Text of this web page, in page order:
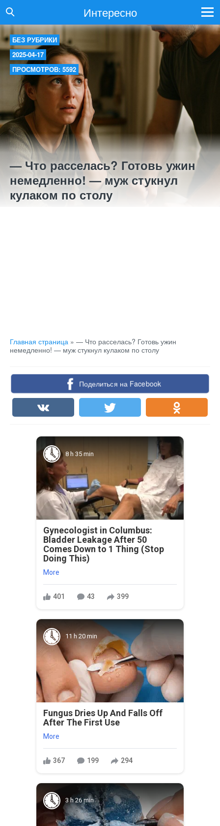
Интересно
БЕЗ РУБРИКИ
2025-04-17
ПРОСМОТРОВ: 5592
— Что расселась? Готовь ужин
немедленно! — муж стукнул
кулаком по столу
Главная страница » — Что расселась? Готовь ужин
немедленно! — муж стукнул кулаком по столу
Поделиться на Facebook
8 h 35 min
Gynecologist in Columbus:
Bladder Leakage After 50
Comes Down to 1 Thing (Stop
Doing This)
More
401 43 399
11 h 20 min
Fungus Dries Up And Falls Off
After The First Use
More
367 199 294
3 h 26 min